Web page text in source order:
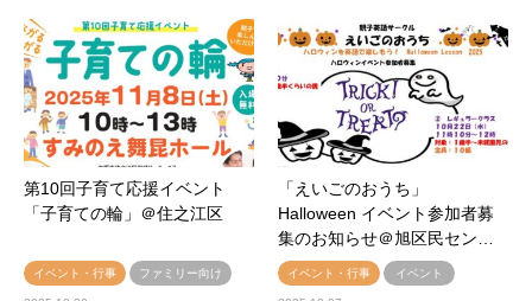
第10回子育て応援イベント
「子育ての輪」＠住之江区
イベント・行事 ファミリー向け
「えいごのおうち」
Halloween イベント参加者募
集のお知らせ＠旭区民セン…
イベント・行事 イベント